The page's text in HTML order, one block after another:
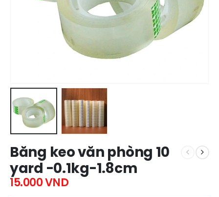
Băng keo văn phòng 10
yard -0.1kg-1.8cm
15.000VND